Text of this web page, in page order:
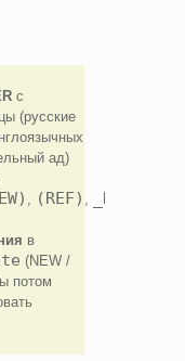
с
(русские
ад)
, (REF) ,
в
(NEW /
потом